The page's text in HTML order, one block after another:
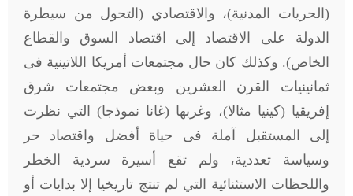
(الحريات المدنية)، والاقتصادي (التحول من سيطرة
الدولة على الاقتصاد إلى اقتصاد السوق والقطاع
الخاص). وكذلك كان حال مجتمعات أمريكا اللاتينية فى
ثمانينيات القرن العشرين وبعض مجتمعات شرق
إفريقيا (كينيا مثالا)، وغربها (غانا نموذجا) التي نظرت
إلى المستقبل آملة فى حياة أفضل واقتصاد حر
وسياسة تعددية، ولم تقع أسيرة سردية الخطر
واللحظات الاستثنائية التي لم تنتج تاريخيا إلا بدايات أو